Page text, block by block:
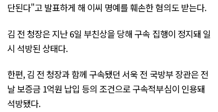
단된다"고 발표하게 해 이씨 명예를 훼손한 혐의도 받는다.
김 전 청장은 지난 6일 부친상을 당해 구속 집행이 정지돼 일
시 석방된 상태다.
한편, 김 전 청장과 함께 구속됐던 서욱 전 국방부 장관은 전
날 보증금 1억원 납입 등의 조건으로 구속적부심이 인용돼
석방됐다.